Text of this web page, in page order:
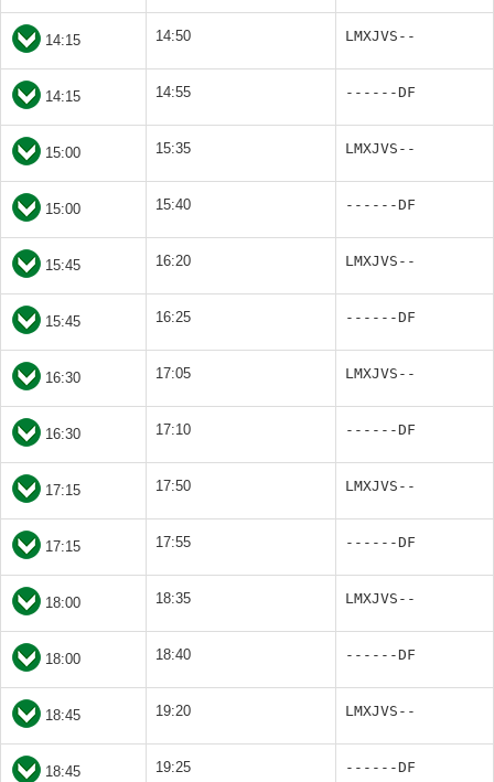
14:15 14:50 LMXJVS--
14:15 14:55 ------DF
15:00 15:35 LMXJVS--
15:00 15:40 ------DF
15:45 16:20 LMXJVS--
15:45 16:25 ------DF
16:30 17:05 LMXJVS--
16:30 17:10 ------DF
17:15 17:50 LMXJVS--
17:15 17:55 ------DF
18:00 18:35 LMXJVS--
18:00 18:40 ------DF
18:45 19:20 LMXJVS--
18:45 19:25 ------DF